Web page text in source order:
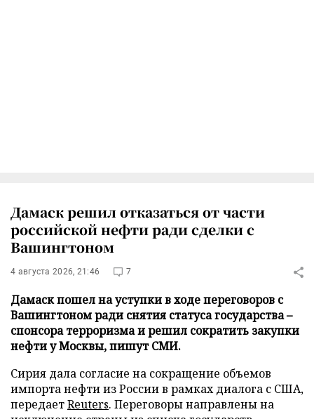
Дамаск решил отказаться от части
российской нефти ради сделки с
Вашингтоном
4 августа 2026, 21:46 7
Дамаск пошел на уступки в ходе переговоров с
Вашингтоном ради снятия статуса государства –
спонсора терроризма и решил сократить закупки
нефти у Москвы, пишут СМИ.
Сирия дала согласие на сокращение объемов
импорта нефти из России в рамках диалога с США,
передаетReuters. Переговоры направлены на